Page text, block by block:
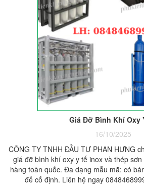
Giá Đỡ Bình Khí Oxy
16/10/2025
CÔNG TY TNHH ĐẦU TƯ PHAN HƯNG
giá đỡ bình khí oxy y tế inox và thép
hàng toàn quốc. Đa dạng mẫu mã: có
đế cố định. Liên hệ ngay